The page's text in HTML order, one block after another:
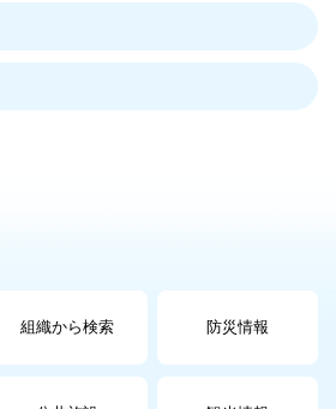
組織から検索 防災情報